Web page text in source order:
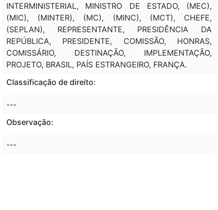
INTERMINISTERIAL, MINISTRO DE ESTADO, (MEC),
(MIC), (MINTER), (MC), (MINC), (MCT), CHEFE,
(SEPLAN), REPRESENTANTE, PRESIDÊNCIA DA
REPÚBLICA, PRESIDENTE, COMISSÃO, HONRAS,
COMISSÁRIO, DESTINAÇÃO, IMPLEMENTAÇÃO,
PROJETO, BRASIL, PAÍS ESTRANGEIRO, FRANÇA.
Classificação de direito:
---
Observação:
---